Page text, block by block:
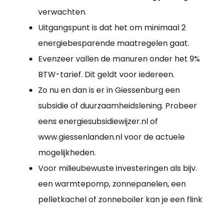
verwachten.
Uitgangspunt is dat het om minimaal 2
energiebesparende maatregelen gaat.
Evenzeer vallen de manuren onder het 9%
BTW-tarief. Dit geldt voor iedereen.
Zo nu en dan is er in Giessenburg een
subsidie of duurzaamheidslening. Probeer
eens energiesubsidiewijzer.nl of
www.giessenlanden.nl voor de actuele
mogelijkheden.
Voor milieubewuste investeringen als bijv.
een warmtepomp, zonnepanelen, een
pelletkachel of zonneboiler kan je een flink